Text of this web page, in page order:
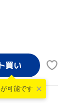
可能です